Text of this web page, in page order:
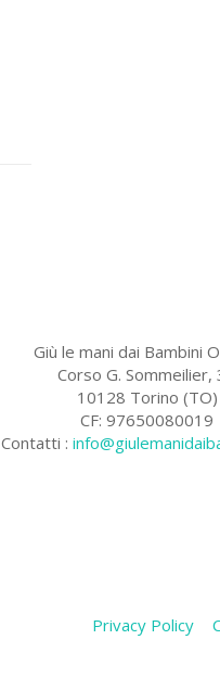
Giù le mani dai Bambini
Corso G. Sommeilier,
10128 Torino (TO)
CF: 97650080019
Contatti :
Privacy Policy